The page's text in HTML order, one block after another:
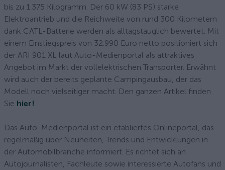
bis zu 1.375 Kilogramm. Der 60 kW (83 PS) starke
Elektroantrieb und die Reichweite von rund 300 Kilometern
dank CATL-Batterie werden als alltagstauglich bewertet. Mit
einem Einstiegspreis von 32.990 Euro netto positioniert sich
der ARI 901 XL laut Auto-Medienportal als attraktives
Angebot im Markt der vollelektrischen Transporter. Erwähnt
wird auch der bereits geplante Campingausbau, der das
Modell noch vielseitiger macht. Den ganzen Artikel finden
Sie hier!
Das Auto-Medienportal ist ein etabliertes Onlineportal, das
regelmäßig über Neuheiten, Trends und Entwicklungen in
der Automobilbranche informiert. Es richtet sich an
Autojournalisten, Fachleute sowie interessierte Autofans und